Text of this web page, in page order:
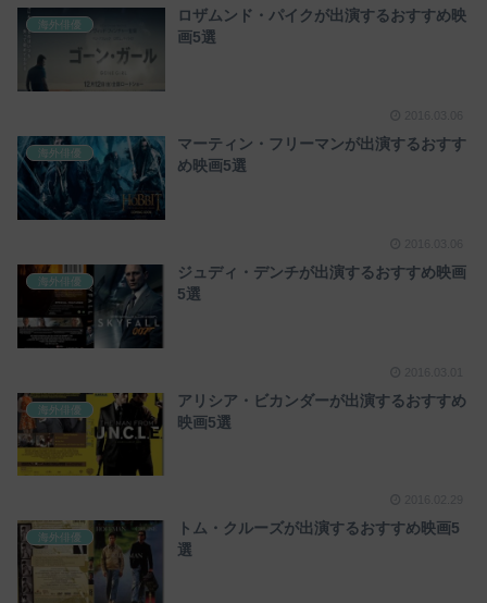
海外俳優
ロザムンド・パイクが出演するおすすめ映
画5選
海外俳優
マーティン・フリーマンが出演するおすす
め映画5選
海外俳優
ジュディ・デンチが出演するおすすめ映画
5選
海外俳優
アリシア・ビカンダーが出演するおすすめ
映画5選
海外俳優
トム・クルーズが出演するおすすめ映画5
選